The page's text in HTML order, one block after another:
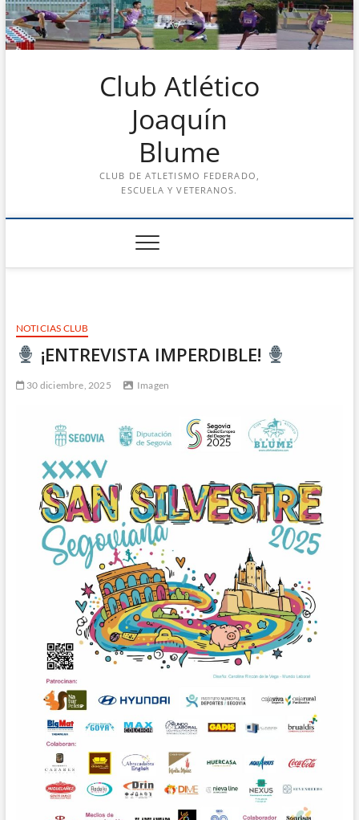
Saltar
al
contenido
Club Atlético
Joaquín
Blume
CLUB DE ATLETISMO FEDERADO,
ESCUELA Y VETERANOS.
NOTICIAS CLUB
¡ENTREVISTA IMPERDIBLE!
30 diciembre, 2025 Imagen